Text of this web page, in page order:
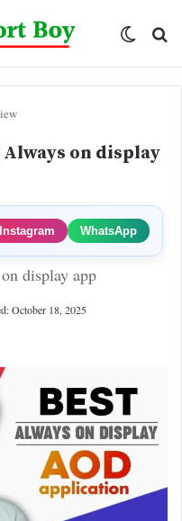
Switch
on display
Instagram WhatsApp
display app
October 18, 2025